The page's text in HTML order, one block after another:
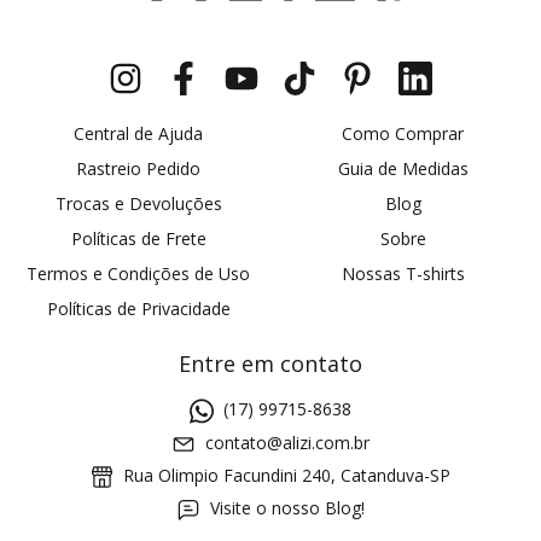
Central de Ajuda
Rastreio Pedido
Trocas e Devoluções
Políticas de Frete
Termos e Condições de Uso
Políticas de Privacidade
Como Comprar
Guia de Medidas
Blog
Sobre
Nossas T-shirts
Entre em contato
(17) 99715-8638
contato@alizi.com.br
Rua Olimpio Facundini 240, Catanduva-SP
Visite o nosso Blog!